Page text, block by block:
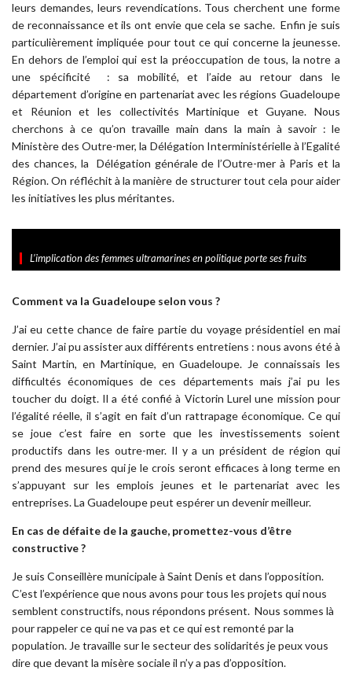
leurs demandes, leurs revendications. Tous cherchent une forme
de reconnaissance et ils ont envie que cela se sache. Enfin je suis
particulièrement impliquée pour tout ce qui concerne la jeunesse.
En dehors de l’emploi qui est la préoccupation de tous, la notre a
une spécificité : sa mobilité, et l’aide au retour dans le
département d’origine en partenariat avec les régions Guadeloupe
et Réunion et les collectivités Martinique et Guyane. Nous
cherchons à ce qu’on travaille main dans la main à savoir : le
Ministère des Outre-mer, la Délégation Interministérielle à l’Egalité
des chances, la Délégation générale de l’Outre-mer à Paris et la
Région. On réfléchit à la manière de structurer tout cela pour aider
les initiatives les plus méritantes.
L’implication des femmes ultramarines en politique porte ses fruits
Comment va la Guadeloupe selon vous ?
J’ai eu cette chance de faire partie du voyage présidentiel en mai
dernier. J’ai pu assister aux différents entretiens : nous avons été à
Saint Martin, en Martinique, en Guadeloupe. Je connaissais les
difficultés économiques de ces départements mais j’ai pu les
toucher du doigt. Il a été confié à Victorin Lurel une mission pour
l’égalité réelle, il s’agit en fait d’un rattrapage économique. Ce qui
se joue c’est faire en sorte que les investissements soient
productifs dans les outre-mer. Il y a un président de région qui
prend des mesures qui je le crois seront efficaces à long terme en
s’appuyant sur les emplois jeunes et le partenariat avec les
entreprises. La Guadeloupe peut espérer un devenir meilleur.
En cas de défaite de la gauche, promettez-vous d’être
constructive ?
Je suis Conseillère municipale à Saint Denis et dans l’opposition.
C’est l’expérience que nous avons pour tous les projets qui nous
semblent constructifs, nous répondons présent. Nous sommes là
pour rappeler ce qui ne va pas et ce qui est remonté par la
population. Je travaille sur le secteur des solidarités je peux vous
dire que devant la misère sociale il n’y a pas d’opposition.